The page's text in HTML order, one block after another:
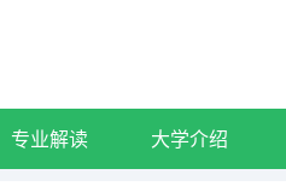
专业解读 大学介绍